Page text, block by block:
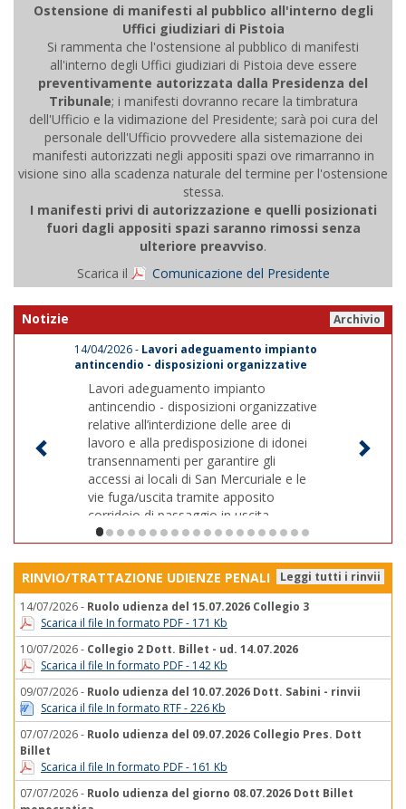
Ostensione di manifesti al pubblico all'interno degli
Uffici giudiziari di Pistoia
Si rammenta che l'ostensione al pubblico di manifesti
all'interno degli Uffici giudiziari di Pistoia deve essere
preventivamente autorizzata dalla Presidenza del
Tribunale; i manifesti dovranno recare la timbratura
dell'Ufficio e la vidimazione del Presidente; sarà poi cura del
personale dell'Ufficio provvedere alla sistemazione dei
manifesti autorizzati negli appositi spazi ove rimarranno in
visione sino alla scadenza naturale del termine per l'ostensione
stessa.
I manifesti privi di autorizzazione e quelli posizionati
fuori dagli appositi spazi saranno rimossi senza
ulteriore preavviso.
Scarica il
Comunicazione del Presidente
Notizie
Archivio
14/04/2026 - Lavori adeguamento impianto
antincendio - disposizioni organizzative
Lavori adeguamento impianto
antincendio - disposizioni organizzative
relative all’interdizione delle aree di
lavoro e alla predisposizione di idonei
transennamenti per garantire gli
accessi ai locali di San Mercuriale e le
vie fuga/uscita tramite apposito
corridoio di passaggio in uscita.
disposizione_per_lavori_17_24_aprile_signed
1/20
Leggi tutti i rinvii
RINVIO/TRATTAZIONE UDIENZE PENALI
14/07/2026 - Ruolo udienza del 15.07.2026 Collegio 3
Scarica il file In formato PDF - 171 Kb
10/07/2026 - Collegio 2 Dott. Billet - ud. 14.07.2026
Scarica il file In formato PDF - 142 Kb
09/07/2026 - Ruolo udienza del 10.07.2026 Dott. Sabini - rinvii
Scarica il file In formato RTF - 226 Kb
07/07/2026 - Ruolo udienza del 09.07.2026 Collegio Pres. Dott
Billet
Scarica il file In formato PDF - 161 Kb
07/07/2026 - Ruolo udienza del giorno 08.07.2026 Dott Billet